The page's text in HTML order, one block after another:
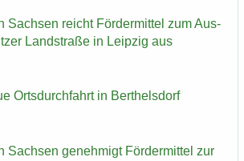
Sach­sen reicht För­der­mit­tel zum Aus­
Land­stra­ße in Leip­zig aus
Orts­durch­fahrt in Bert­hels­dorf
Sach­sen ge­neh­migt För­der­mit­tel zur